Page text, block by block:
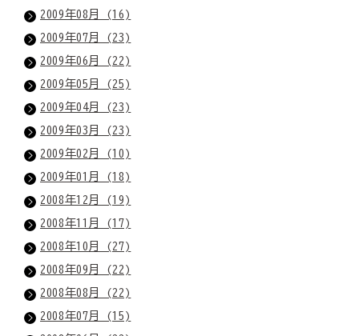
2009年08月 (16)
2009年07月 (23)
2009年06月 (22)
2009年05月 (25)
2009年04月 (23)
2009年03月 (23)
2009年02月 (10)
2009年01月 (18)
2008年12月 (19)
2008年11月 (17)
2008年10月 (27)
2008年09月 (22)
2008年08月 (22)
2008年07月 (15)